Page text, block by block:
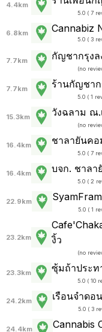
4.4km
5.0 ( 7
6.8km Cannabiz
5.0 ( 3
7.7km กัญชากรุงล
(no
7.7km ร้านกัญชา
5.0 ( 1
15.3km วังฉลาม ณ
(no
16.4km ชาลายันคอ
5.0 ( 7
16.4km บจก. ชาลา
5.0 ( 2
22.9km
5.0 ( 1
23.2km
งิ้ว
(no
23.3km ซุ้มถ้าประท
5.0 ( 10
24.2km เรือนจำด
5.0 ( 3
24.4km Cannabis